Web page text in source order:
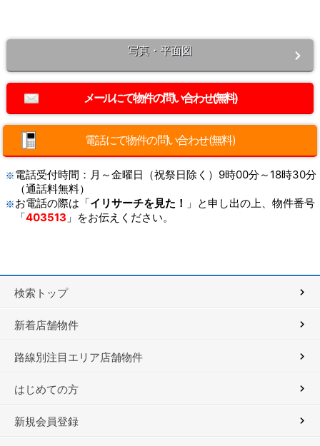
写真・平面図
電話にて物件の問い合わせ(無料)
電話受付時間：月～金曜日（祝祭日除く）9時00分～18時30分
（通話料無料）
お電話の際は「イリサーチを見た！ 」と申し出の上、物件番号
「403513 」をお伝えください。
検索トップ
新着店舗物件
路線別注目エリア店舗物件
はじめての方
新規会員登録